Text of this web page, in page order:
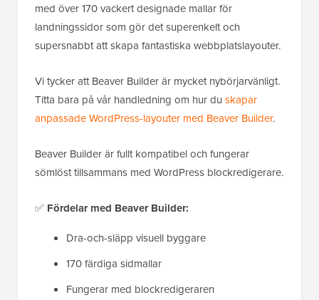
med över 170 vackert designade mallar för
landningssidor som gör det superenkelt och
supersnabbt att skapa fantastiska webbplatslayouter.
Vi tycker att Beaver Builder är mycket nybörjarvänligt.
Titta bara på vår handledning om hur du skapar
anpassade WordPress-layouter med Beaver Builder.
Beaver Builder är fullt kompatibel och fungerar
sömlöst tillsammans med WordPress blockredigerare.
✅ Fördelar med Beaver Builder:
Dra-och-släpp visuell byggare
170 färdiga sidmallar
Fungerar med blockredigeraren